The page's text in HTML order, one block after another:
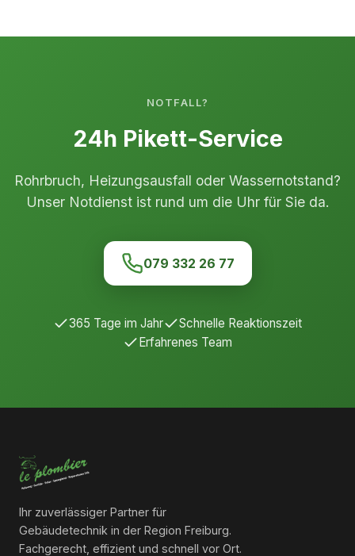
NOTFALL?
24h Pikett-Service
Rohrbruch, Heizungsausfall oder Wassernotstand?
Unser Notdienst ist rund um die Uhr für Sie da.
079 332 26 77
365 Tage im Jahr
Schnelle Reaktionszeit
Erfahrenes Team
Ihr zuverlässiger Partner für
Gebäudetechnik in der Region Freiburg.
Fachgerecht, effizient und schnell vor Ort.